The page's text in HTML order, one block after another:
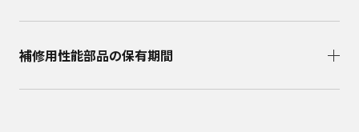
取扱説明書は、商品をご購入いただいたお客様のため
の資料です。本ウェブサイトに公開されている取扱説
補修用性能部品の保有期間​